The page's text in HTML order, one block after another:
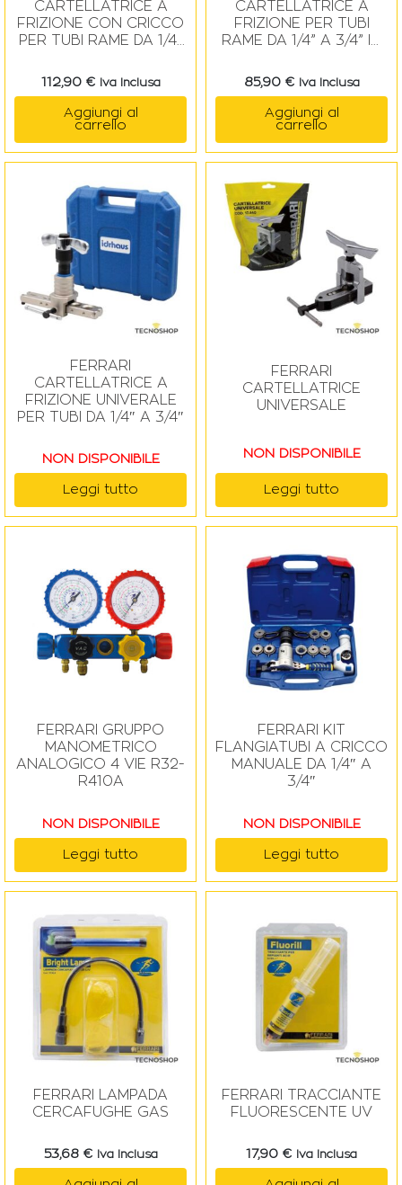
CARTELLATRICE A
FRIZIONE CON CRICCO
PER TUBI RAME DA 1/4”
112,90 € Iva Inclusa
Aggiungi al
carrello
CARTELLATRICE A
FRIZIONE PER TUBI
RAME DA 1/4” A 3/4” IN
85,90 € Iva Inclusa
Aggiungi al
carrello
FERRARI
CARTELLATRICE A
FRIZIONE UNIVERALE
PER TUBI DA 1/4″ A 3/4″
NON DISPONIBILE
Leggi tutto
FERRARI
CARTELLATRICE
UNIVERSALE
NON DISPONIBILE
Leggi tutto
FERRARI GRUPPO
MANOMETRICO
ANALOGICO 4 VIE R32-
R410A
NON DISPONIBILE
Leggi tutto
FERRARI KIT
FLANGIATUBI A CRICCO
MANUALE DA 1/4″ A
3/4″
NON DISPONIBILE
Leggi tutto
FERRARI LAMPADA
CERCAFUGHE GAS
53,68 € Iva Inclusa
FERRARI TRACCIANTE
FLUORESCENTE UV
17,90 € Iva Inclusa